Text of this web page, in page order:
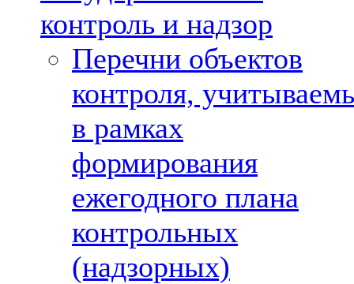
контроль и надзор
Перечни объектов
контроля,
в рамках
формирования
ежегодного плана
контрольных
(надзорных)